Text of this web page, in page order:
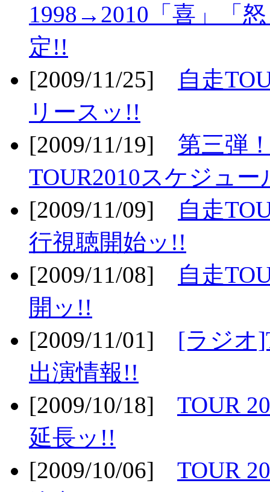
1998→2010「喜」「
定!!
[2009/11/25]
自走
リースッ!!
[2009/11/19] 第三弾
TOUR2010スケジュー
[2009/11/09]
自走
行視聴開始ッ!!
[2009/11/08]
自走
開ッ!!
[2009/11/01] [ラジオ
出演情報!!
[2009/10/18] TOUR
延長ッ!!
[2009/10/06] TOUR